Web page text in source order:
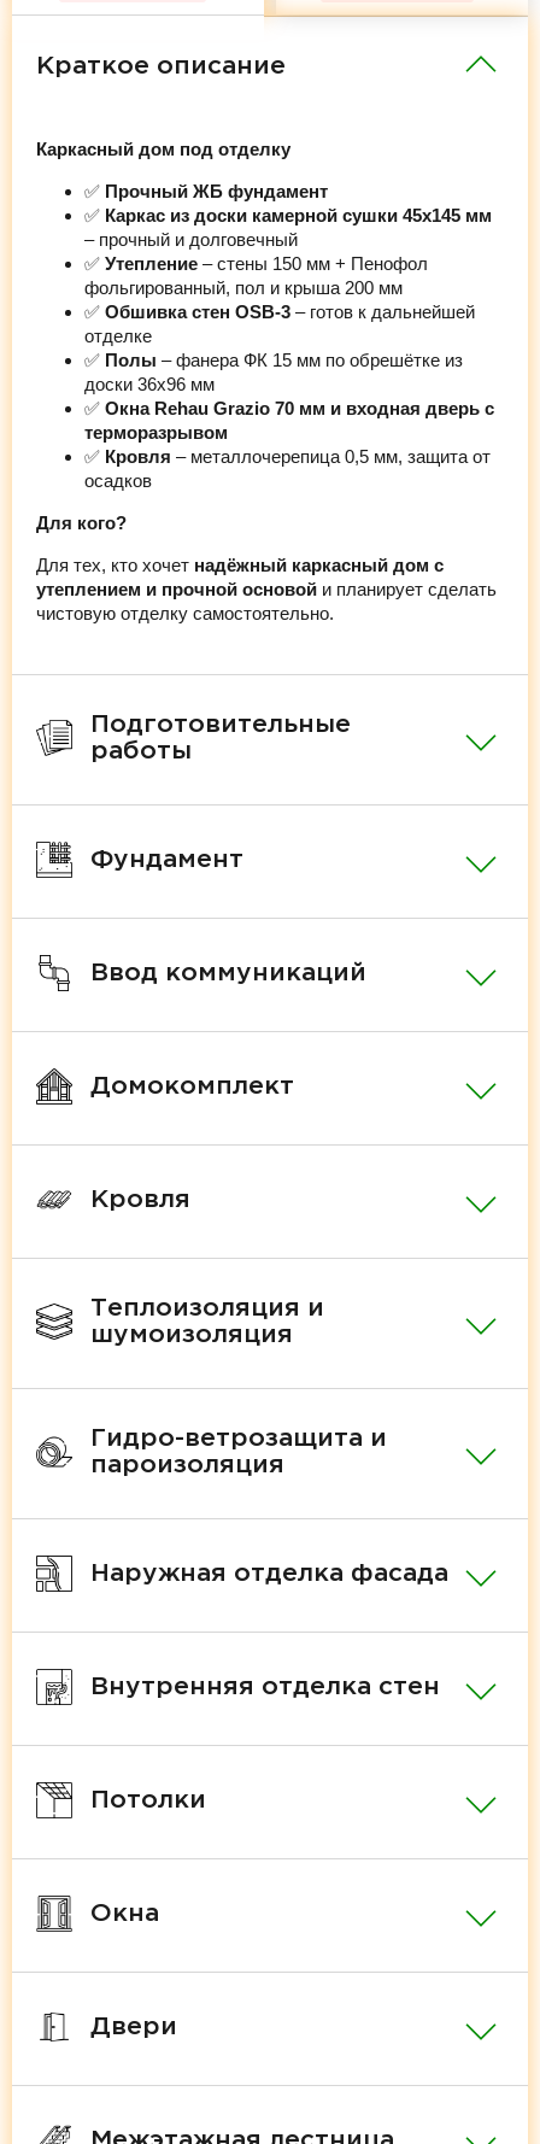
Краткое описание
Каркасный дом под отделку
✅ Прочный ЖБ фундамент
✅ Каркас из доски камерной сушки 45х145 мм
– прочный и долговечный
✅ Утепление – стены 150 мм + Пенофол
фольгированный, пол и крыша 200 мм
✅ Обшивка стен OSB-3 – готов к дальнейшей
отделке
✅ Полы – фанера ФК 15 мм по обрешётке из
доски 36х96 мм
✅ Окна Rehau Grazio 70 мм и входная дверь с
терморазрывом
✅ Кровля – металлочерепица 0,5 мм, защита от
осадков
Для кого?
Для тех, кто хочет надёжный каркасный дом с
утеплением и прочной основой и планирует сделать
чистовую отделку самостоятельно.
Подготовительные
работы
Фундамент
Ввод коммуникаций
Домокомплект
Кровля
Теплоизоляция и
шумоизоляция
Гидро-ветрозащита и
пароизоляция
Наружная отделка фасада
Внутренняя отделка стен
Потолки
Окна
Двери